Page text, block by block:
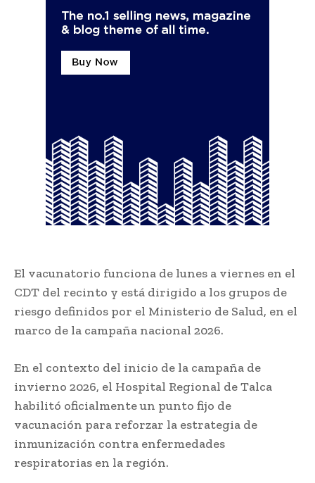
El vacunatorio funciona de lunes a viernes en el
CDT del recinto y está dirigido a los grupos de
riesgo definidos por el Ministerio de Salud, en el
marco de la campaña nacional 2026.
En el contexto del inicio de la campaña de
invierno 2026, el Hospital Regional de Talca
habilitó oficialmente un punto fijo de
vacunación para reforzar la estrategia de
inmunización contra enfermedades
respiratorias en la región.